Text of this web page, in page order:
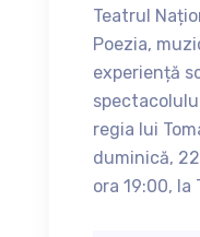
Teatrul
Poezia,
experiență
regia lui
duminică,
ora 19:00, la